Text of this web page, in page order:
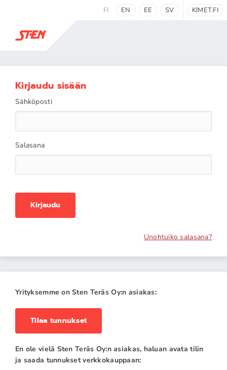
FI EN EE SV KIMET.FI
Kirjaudu sisään
Sähköposti
Salasana
Kirjaudu
Unohtuiko salasana?
Yrityksemme on Sten Teräs Oy:n asiakas:
Tilaa tunnukset
En ole vielä Sten Teräs Oy:n asiakas, haluan avata tilin
ja saada tunnukset verkkokauppaan: